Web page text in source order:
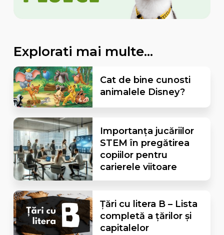
Explorati mai multe...
Cat de bine cunosti
animalele Disney?
Importanța jucăriilor
STEM în pregătirea
copiilor pentru
carierele viitoare
Țări cu litera B – Lista
completă a țărilor și
capitalelor